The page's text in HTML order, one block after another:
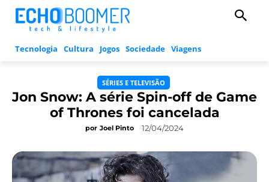
Tecnologia Cultura Jogos Sociedade Viagens
SÉRIES E TELEVISÃO
Jon Snow: A série Spin-off de Game
of Thrones foi cancelada
por Joel Pinto 12/04/2024